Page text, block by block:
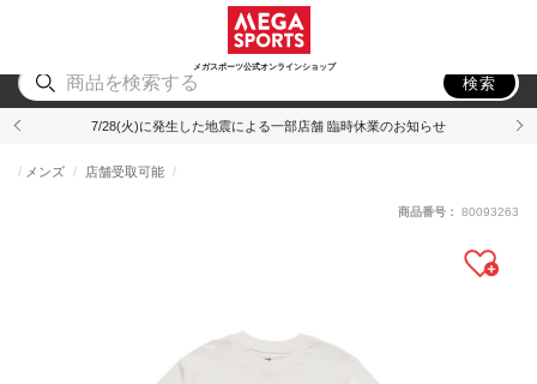
メガスポーツ公式オンラインショップ
アウトドア
検索
7/28(火)に発生した地震による一部店舗 臨時休業のお知らせ
メンズ 店舗受取可能
商品番号： 80093263